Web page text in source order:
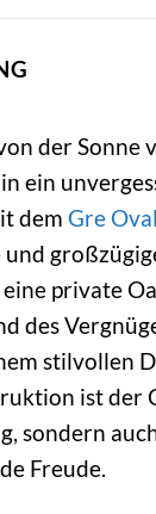
der Sonne
ein
dem Gre
und
private
des
stilvollen
ist der
sondern
Freude.